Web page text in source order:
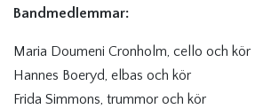
Bandmedlemmar:
Maria Doumeni Cronholm, cello och kör
Hannes Boeryd, elbas och kör
Frida Simmons, trummor och kör